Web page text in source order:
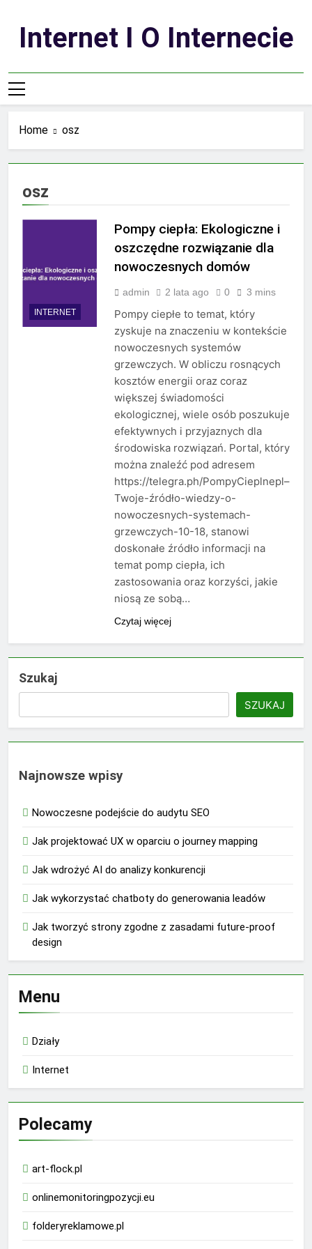
contentInternet I O Internecie
Home osz
osz
INTERNET
Pompy ciepła: Ekologiczne i
oszczędne rozwiązanie dla
nowoczesnych domów
admin 2 lata ago 0 3 mins
Pompy ciepłe to temat, który
zyskuje na znaczeniu w kontekście
nowoczesnych systemów
grzewczych. W obliczu rosnących
kosztów energii oraz coraz
większej świadomości
ekologicznej, wiele osób poszukuje
efektywnych i przyjaznych dla
środowiska rozwiązań. Portal, który
można znaleźć pod adresem
https://telegra.ph/PompyCieplnepl–
Twoje-źródło-wiedzy-o-
nowoczesnych-systemach-
grzewczych-10-18, stanowi
doskonałe źródło informacji na
temat pomp ciepła, ich
zastosowania oraz korzyści, jakie
niosą ze sobą…
Czytaj więcej
Szukaj
SZUKAJ
Najnowsze wpisy
Nowoczesne podejście do audytu SEO
Jak projektować UX w oparciu o journey mapping
Jak wdrożyć AI do analizy konkurencji
Jak wykorzystać chatboty do generowania leadów
Jak tworzyć strony zgodne z zasadami future-proof
design
Menu
Działy
Internet
Polecamy
art-flock.pl
onlinemonitoringpozycji.eu
folderyreklamowe.pl